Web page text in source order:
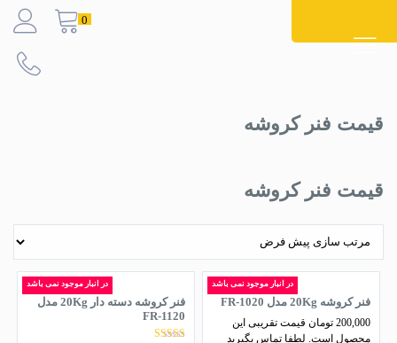
content
0
قیمت فنر کروشه
قیمت فنر کروشه
در انبار موجود نمی باشد
فنر کروشه 20Kg مدل FR-1020
200,000 تومان قیمت تقریبی این
محصول است. لطفا تماس بگیرید
در انبار موجود نمی باشد
فنر کروشه دسته دار 20Kg مدل
FR-1120